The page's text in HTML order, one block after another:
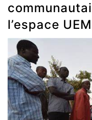
l’espace